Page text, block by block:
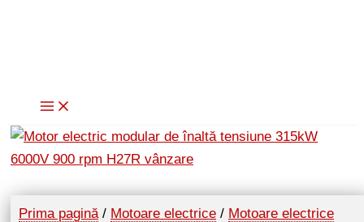
Prima pagină/ Motoare electrice / Motoare electrice